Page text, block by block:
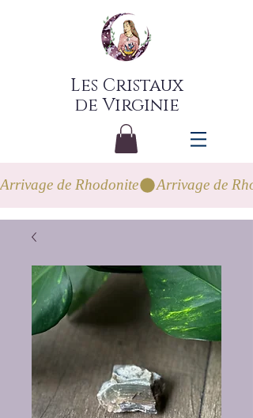
Les Cristaux
de Virginie
Arrivage de Rhodonite